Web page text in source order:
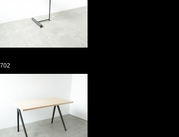
702